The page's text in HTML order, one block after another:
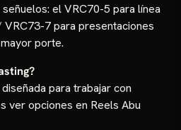
el VRC70-5 para línea
7 para presentaciones
porte.
para trabajar con
ver opciones en Reels Abu